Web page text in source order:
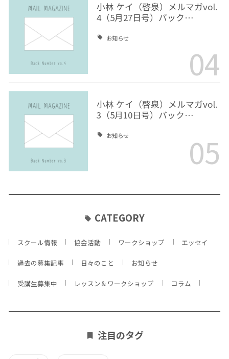
小林 ケイ（啓泉）メルマガvol.
4（5月27日号）バック…
お知らせ
04
小林 ケイ（啓泉）メルマガvol.
3（5月10日号）バック…
お知らせ 05
CATEGORY
スクール情報 協会活動 ワークショップ エッセイ
過去の募集記事 日々のこと お知らせ
受講生募集中 レッスン＆ワークショップ コラム
注目のタグ